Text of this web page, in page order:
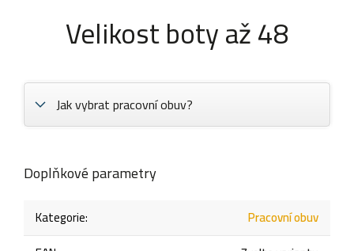
Velikost boty až 48
Jak vybrat pracovní obuv?
Doplňkové parametry
Kategorie:
Pracovní obuv